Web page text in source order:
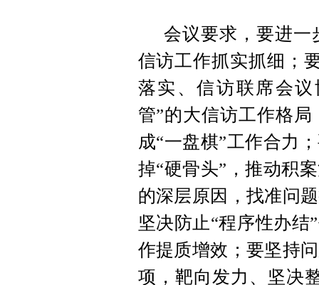
会议要求，要进一
信访工作抓实抓细；
落实、信访联席会
管”的大信访工作格
成“一盘棋”工作合力
掉“硬骨头”，推动积
的深层原因，找准问
坚决防止“程序性办结
作提质增效；要坚持
项，靶向发力、坚决